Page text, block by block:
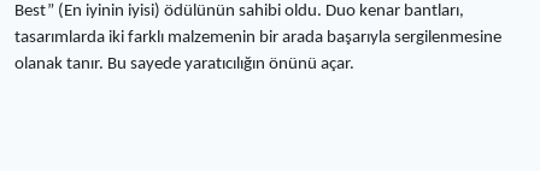
Best” (En iyinin iyisi) ödülünün sahibi oldu. Duo kenar bantları,
tasarımlarda iki farklı malzemenin bir arada başarıyla sergilenmesine
olanak tanır. Bu sayede yaratıcılığın önünü açar.